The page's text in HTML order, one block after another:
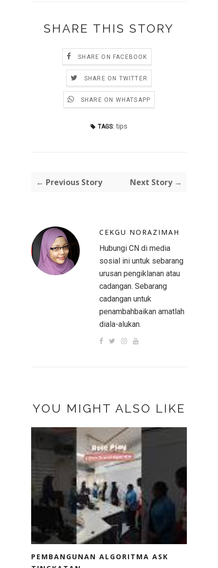
SHARE THIS STORY
SHARE ON FACEBOOK
SHARE ON TWITTER
SHARE ON WHATSAPP
TAGS: tips
← Previous Story Next Story →
CEKGU NORAZIMAH
Hubungi CN di media
sosial ini untuk sebarang
urusan pengiklanan atau
cadangan. Sebarang
cadangan untuk
penambahbaikan amatlah
diala-alukan.
YOU MIGHT ALSO LIKE
PEMBANGUNAN ALGORITMA ASK